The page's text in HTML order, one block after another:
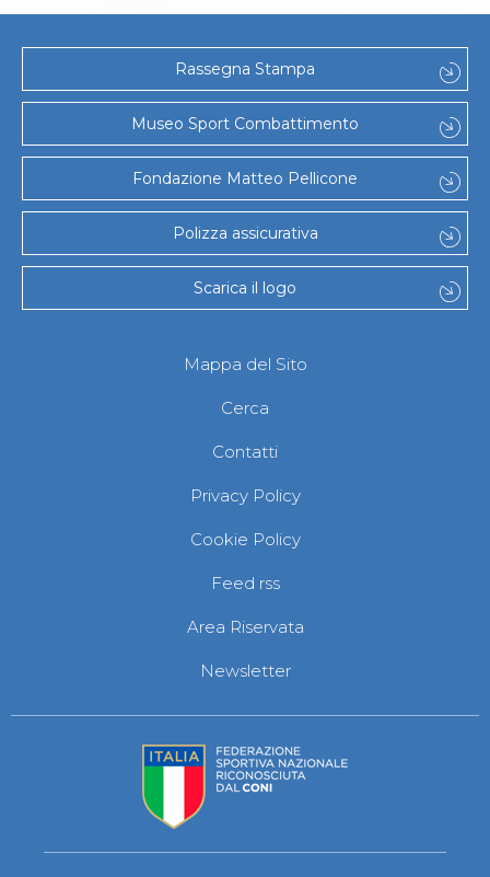
Rassegna Stampa
Museo Sport Combattimento
Fondazione Matteo Pellicone
Polizza assicurativa
Scarica il logo
Mappa del Sito
Cerca
Contatti
Privacy Policy
Cookie Policy
Feed rss
Area Riservata
Newsletter